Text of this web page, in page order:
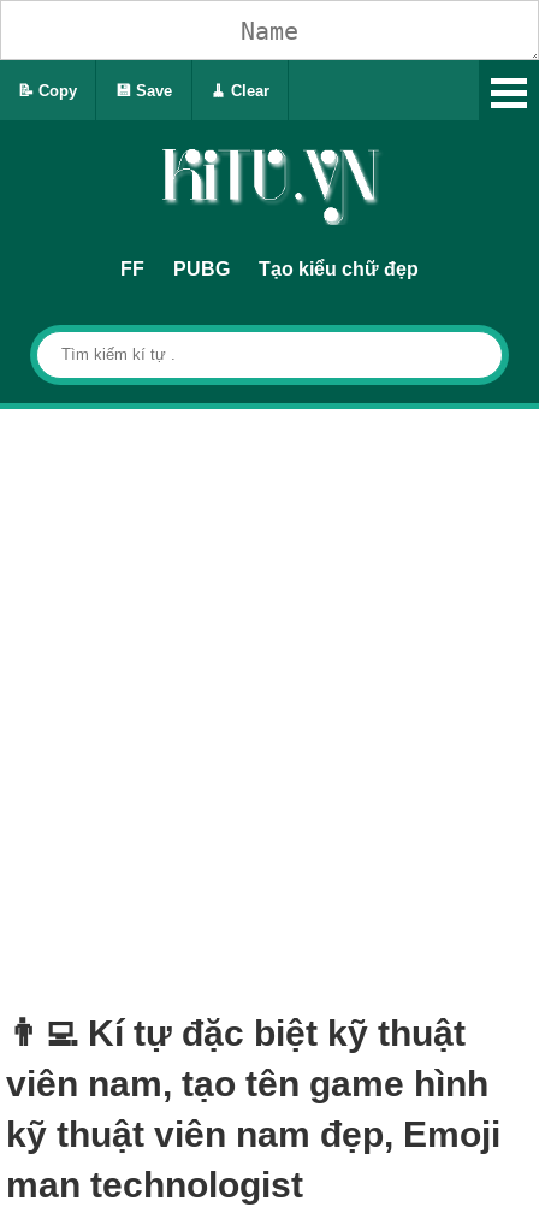
FF PUBG Tạo kiểu chữ đẹp
👨‍💻 Kí tự đặc biệt kỹ thuật
viên nam, tạo tên game hình
kỹ thuật viên nam đẹp, Emoji
man technologist
📝 Copy 💾 Save 🧹 Clear